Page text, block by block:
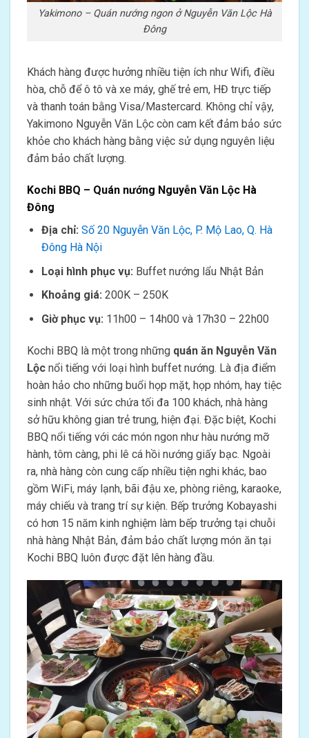
Yakimono – Quán nướng ngon ở Nguyễn Văn Lộc Hà
Đông
Khách hàng được hưởng nhiều tiện ích như Wifi, điều
hòa, chỗ để ô tô và xe máy, ghế trẻ em, HĐ trực tiếp
và thanh toán bằng Visa/Mastercard. Không chỉ vậy,
Yakimono Nguyễn Văn Lộc còn cam kết đảm bảo sức
khỏe cho khách hàng bằng việc sử dụng nguyên liệu
đảm bảo chất lượng.
Kochi BBQ – Quán nướng Nguyễn Văn Lộc Hà
Đông
Địa chỉ: Số 20 Nguyễn Văn Lộc, P. Mộ Lao, Q. Hà
Đông Hà Nội
Loại hình phục vụ: Buffet nướng lẩu Nhật Bản
Khoảng giá: 200K – 250K
Giờ phục vụ: 11h00 – 14h00 và 17h30 – 22h00
Kochi BBQ là một trong những quán ăn Nguyễn Văn
Lộc nổi tiếng với loại hình buffet nướng. Là địa điểm
hoàn hảo cho những buổi họp mặt, họp nhóm, hay tiệc
sinh nhật. Với sức chứa tối đa 100 khách, nhà hàng
sở hữu không gian trẻ trung, hiện đại. Đặc biệt, Kochi
BBQ nổi tiếng với các món ngon như hàu nướng mỡ
hành, tôm càng, phi lê cá hồi nướng giấy bạc. Ngoài
ra, nhà hàng còn cung cấp nhiều tiện nghi khác, bao
gồm WiFi, máy lạnh, bãi đậu xe, phòng riêng, karaoke,
máy chiếu và trang trí sự kiện. Bếp trưởng Kobayashi
có hơn 15 năm kinh nghiệm làm bếp trưởng tại chuỗi
nhà hàng Nhật Bản, đảm bảo chất lượng món ăn tại
Kochi BBQ luôn được đặt lên hàng đầu.